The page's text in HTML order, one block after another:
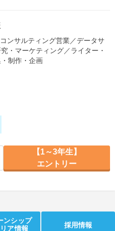
を探す
ウト
就活チャンネル
動画で対策講座をチェック
コンサルティング営業／データサ
・マーケティング／ライター・
制作・企画
【1～3年生】
エントリー
ンシップ
ア情報
採用情報